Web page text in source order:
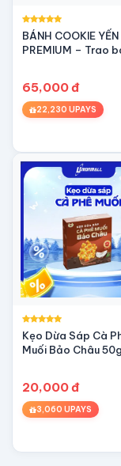
BÁNH COOKIE
PREMIUM – Trao
65,000 đ
22,230 UPAYS
Kẹo Dừa Sáp Cà
Muối Bảo Châu 50g
20,000 đ
3,060 UPAYS